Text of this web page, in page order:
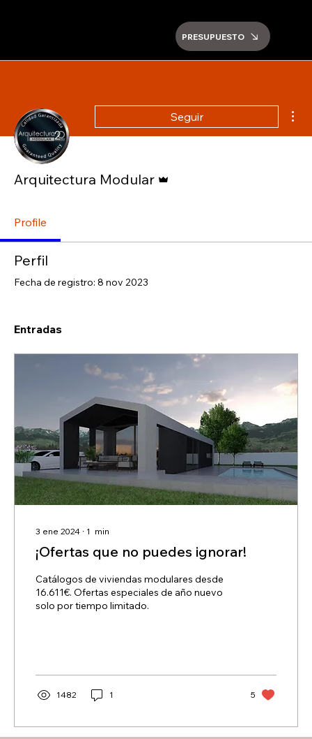
PRESUPUESTO
Seguir
Arquitectura Modular
Profile
Perfil
Fecha de registro: 8 nov 2023
Entradas
3 ene 2024 ∙ 1 min
¡Ofertas que no puedes ignorar!
Catálogos de viviendas modulares desde
16.611€. Ofertas especiales de año nuevo
solo por tiempo limitado.
1482 1 5